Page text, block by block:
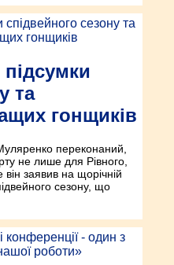
та
гонщиків
переконаний,
не лише для Рівного,
заявив на щорічній
сезону, що